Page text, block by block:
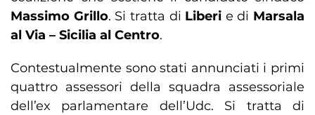
Massimo Grillo. Si tratta di Liberi e di Marsala
al Via – Sicilia al Centro.
Contestualmente sono stati annunciati i primi
quattro assessori della squadra assessoriale
dell’ex parlamentare dell’Udc. Si tratta di